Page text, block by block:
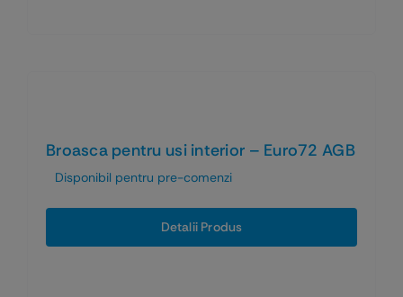
Broasca pentru usi interior – Euro72 AGB
Disponibil pentru pre-comenzi
Detalii Produs